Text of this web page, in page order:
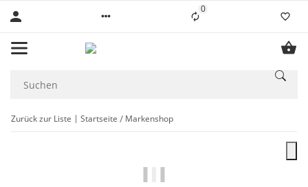
0Liste ist leer
Zurück zur Liste Startseite Markenshop